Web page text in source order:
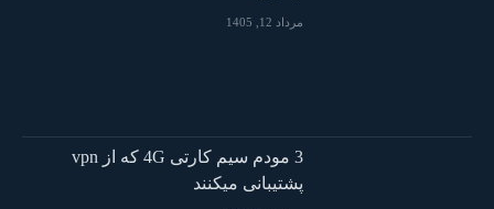
مرداد 12, 1405
3 مودم سیم کارتی 4G که از vpn
پشتیبانی میکنند